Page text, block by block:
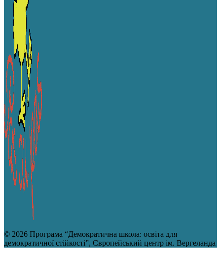
© 2026 Програма “Демократична школа: освіта для
демократичної стійкості”, Європейський центр ім. Вергеланда